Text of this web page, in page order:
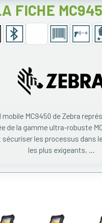
FICHE
MC9450 de Zebra
de la gamme ultra-robuste
les processus dans
les plus exigeants, ...